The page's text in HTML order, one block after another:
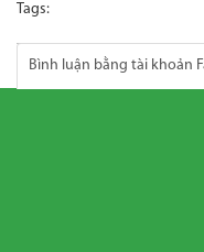
Tags:
Bình luận bằng tài khoản